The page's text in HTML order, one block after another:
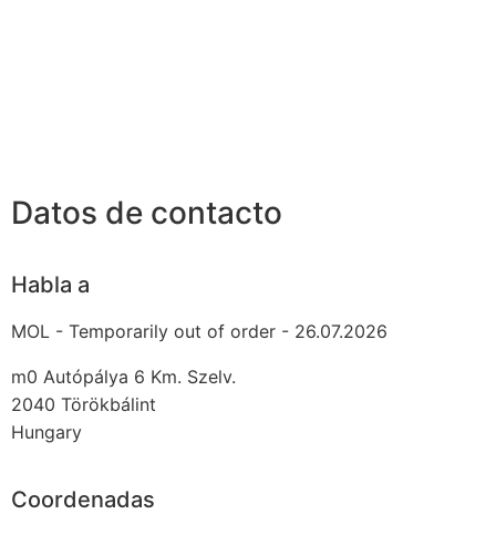
Datos de contacto
Habla a
MOL - Temporarily out of order - 26.07.2026
m0 Autópálya 6 Km. Szelv.
2040 Törökbálint
Hungary
Coordenadas